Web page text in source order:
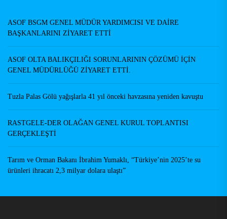
ASOF BSGM GENEL MÜDÜR YARDIMCISI VE DAİRE
BAŞKANLARINI ZİYARET ETTİ
ASOF OLTA BALIKÇILIĞI SORUNLARININ ÇÖZÜMÜ İÇİN
GENEL MÜDÜRLÜĞÜ ZİYARET ETTİ.
Tuzla Palas Gölü yağışlarla 41 yıl önceki havzasına yeniden kavuştu
RASTGELE-DER OLAĞAN GENEL KURUL TOPLANTISI
GERÇEKLEŞTİ
Tarım ve Orman Bakanı İbrahim Yumaklı, “Türkiye’nin 2025’te su
ürünleri ihracatı 2,3 milyar dolara ulaştı”